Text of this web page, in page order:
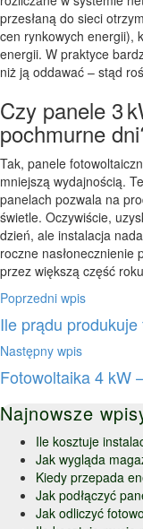
przesłaną do sieci
cen rynkowych energii),
energii. W praktyce
niż ją oddawać – stąd
Czy panele 3
pochmurne
Tak, panele
mniejszą wydajnością.
panelach pozwala na
świetle. Oczywiście,
dzień, ale instalacja
roczne nasłonecznienie
przez większą część
Poprzedni wpis
Ile prądu
Następny wpis
Fotowoltaika 4 kW
Najnowsze
Ile kosztuje
Jak wygląda
Kiedy przepada
Jak podłączyć
Jak odliczyć